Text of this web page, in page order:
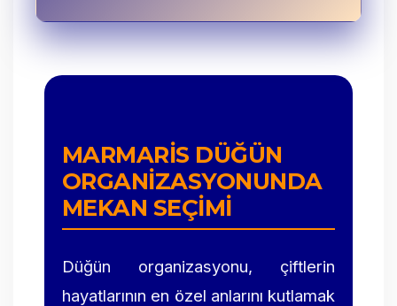
MARMARIS DÜĞÜN
ORGANIZASYONUNDA
MEKAN SEÇIMI
Düğün organizasyonu, çiftlerin
hayatlarının en özel anlarını kutlamak